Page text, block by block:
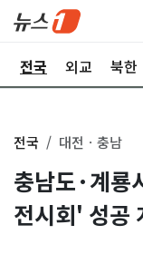
전국 외교 북한
전국 대전ㆍ충남
충남도·계룡
전시회' 성공